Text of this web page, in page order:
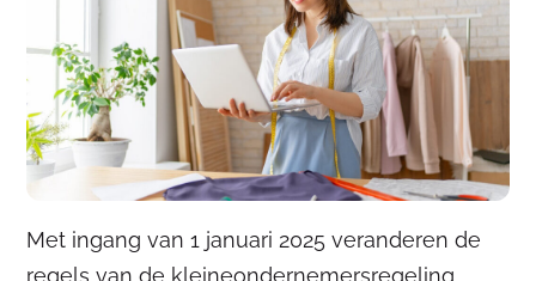
Met ingang van 1 januari 2025 veranderen de
regels van de kleineondernemersregeling